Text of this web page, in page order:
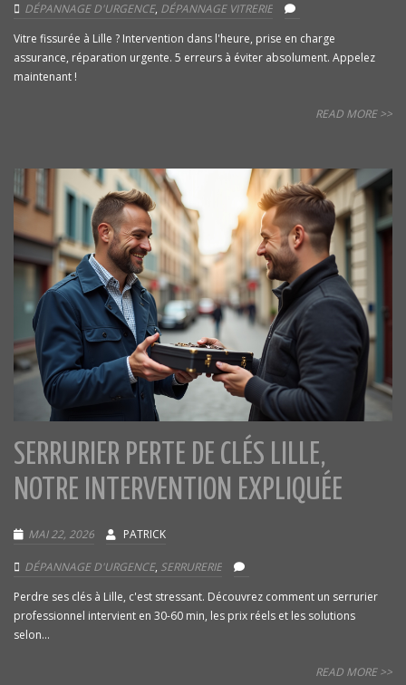
DÉPANNAGE D'URGENCE, DÉPANNAGE VITRERIE
Vitre fissurée à Lille ? Intervention dans l'heure, prise en charge
assurance, réparation urgente. 5 erreurs à éviter absolument. Appelez
maintenant !
READ MORE >>
SERRURIER PERTE DE CLÉS LILLE,
NOTRE INTERVENTION EXPLIQUÉE
MAI 22, 2026 PATRICK
DÉPANNAGE D'URGENCE, SERRURERIE
Perdre ses clés à Lille, c'est stressant. Découvrez comment un serrurier
professionnel intervient en 30-60 min, les prix réels et les solutions
selon...
READ MORE >>